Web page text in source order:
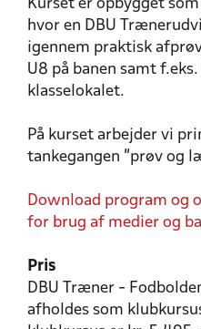
Kurset er opbygget
hvor en DBU
igennem praktisk
U8 på banen samt
klasselokalet.
På kurset arbejder vi
tankegangen "prøv og
Download program og
for brug af medier og
Pris
DBU Træner -
afholdes som